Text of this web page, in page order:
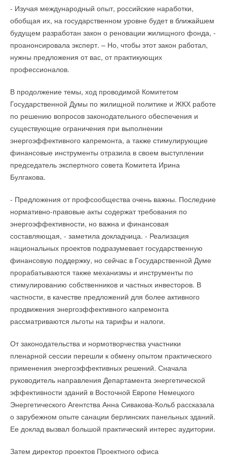
- Изучая международный опыт, российские наработки,
обобщая их, на государственном уровне будет в ближайшем
будущем разработан закон о реновации жилищного фонда, -
проанонсировала эксперт. – Но, чтобы этот закон работал,
нужны предложения от вас, от практикующих
профессионалов.
В продолжение темы, ход проводимой Комитетом
Государственной Думы по жилищной политике и ЖКХ работе
по решению вопросов законодательного обеспечения и
существующие ограничения при выполнении
энергоэффективного капремонта, а также стимулирующие
финансовые инструменты отразила в своем выступлении
председатель экспертного совета Комитета Ирина
Булгакова.
- Предложения от профсообщества очень важны. Последние
нормативно-правовые акты содержат требования по
энергоэффективности, но важна и финансовая
составляющая, - заметила докладчица. - Реализация
национальных проектов подразумевает государственную
финансовую поддержку, но сейчас в Государственной Думе
прорабатываются также механизмы и инструменты по
стимулированию собственников и частных инвесторов. В
частности, в качестве предложений для более активного
продвижения энергоэффективного капремонта
рассматриваются льготы на тарифы и налоги.
От законодательства и нормотворчества участники
пленарной сессии перешли к обмену опытом практического
применения энергоэффективных решений. Сначала
руководитель направления Департамента энергетической
эффективности зданий в Восточной Европе Немецкого
Энергетического Агентства Анна Сивакова-Кольб рассказала
о зарубежном опыте санации берлинских панельных зданий.
Ее доклад вызвал большой практический интерес аудитории.
Затем директор проектов Проектного офиса